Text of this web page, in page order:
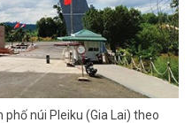
phố núi Pleiku (Gia Lai) theo